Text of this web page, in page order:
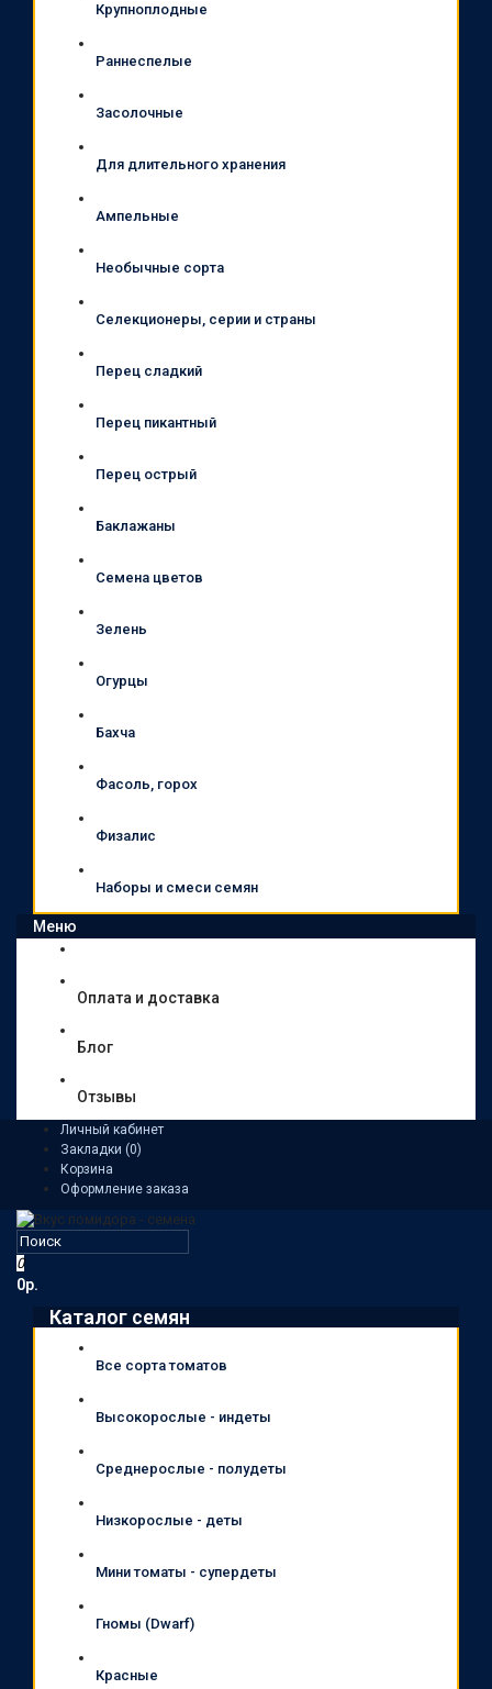
Крупноплодные
Раннеспелые
Засолочные
Для длительного хранения
Ампельные
Необычные сорта
Селекционеры, серии и страны
Перец сладкий
Перец пикантный
Перец острый
Баклажаны
Семена цветов
Зелень
Огурцы
Бахча
Фасоль, горох
Физалис
Наборы и смеси семян
Меню
Оплата и доставка
Блог
Отзывы
Личный кабинет
Закладки (0)
Корзина
Оформление заказа
0
0р.
Каталог семян
Все сорта томатов
Высокорослые - индеты
Среднерослые - полудеты
Низкорослые - деты
Мини томаты - супердеты
Гномы (Dwarf)
Красные